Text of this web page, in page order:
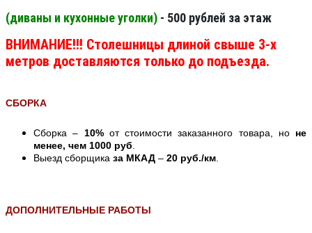
(диваны и кухонные уголки) - 500 рублей за этаж
ВНИМАНИЕ!!! Столешницы длиной свыше 3-х
метров доставляются только до подъезда.
СБОРКА
Сборка – 10%от стоимости заказанного товара, но не
менее, чем 1000 руб
Выезд сборщика за МКАД – 20 руб./км
ДОПОЛНИТЕЛЬНЫЕ РАБОТЫ